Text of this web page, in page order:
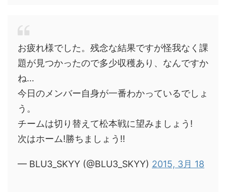
お疲れ様でした。残念な結果ですが怪我なく課
題が見つかったので多少収穫あり、なんですか
ね…
今日のメンバー自身が一番わかっているでしょ
う。
チームは切り替えて松本戦に望みましょう!
次はホーム!勝ちましょう!!
— BLU3_SKYY (@BLU3_SKYY) 2015, 3月 18